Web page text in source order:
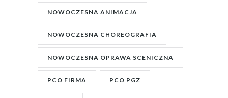
NOWOCZESNA ANIMACJA
NOWOCZESNA CHOREOGRAFIA
NOWOCZESNA OPRAWA SCENICZNA
PCO FIRMA PCO PGZ